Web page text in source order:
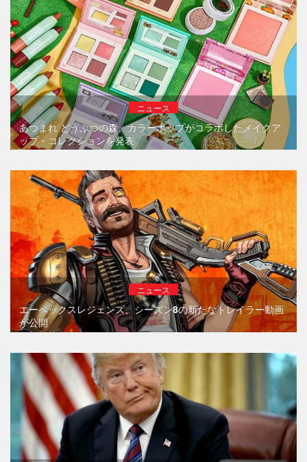
ニュース
あつまれ どうぶつの森、カラーポップがコラボしたメイクア
ップ・コレクションを発表
ニュース
エーペックスレジェンズ、シーズン8の新たなトレイラー動画
が公開